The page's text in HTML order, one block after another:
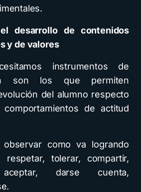
desarrollo de contenidos
y de valores
instrumentos de
son los que permiten
del alumno respecto
de actitud
observar como va logrando
respetar, tolerar, compartir,
darse cuenta,